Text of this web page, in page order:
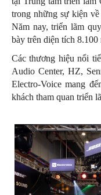
trong những sự kiện
Năm nay, triển lãm
bày trên diện tích 8.100
Các thương hiệu nổi
Audio Center, HZ,
Electro-Voice mang
khách tham quan triển